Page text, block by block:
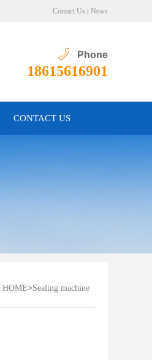
Contact Us News
Phone
18615616901
CONTACT US
HOME>Sealing machine